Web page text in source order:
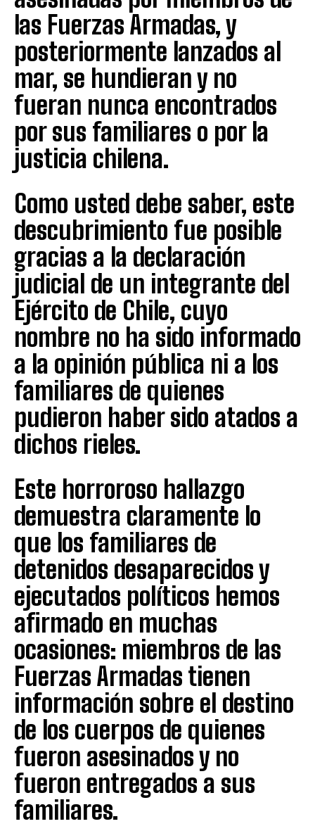
las Fuerzas Armadas, y
posteriormente lanzados al
mar, se hundieran y no
fueran nunca encontrados
por sus familiares o por la
justicia chilena.
Como usted debe saber, este
descubrimiento fue posible
gracias a la declaración
judicial de un integrante del
Ejército de Chile, cuyo
nombre no ha sido informado
a la opinión pública ni a los
familiares de quienes
pudieron haber sido atados a
dichos rieles.
Este horroroso hallazgo
demuestra claramente lo
que los familiares de
detenidos desaparecidos y
ejecutados políticos hemos
afirmado en muchas
ocasiones: miembros de las
Fuerzas Armadas tienen
información sobre el destino
de los cuerpos de quienes
fueron asesinados y no
fueron entregados a sus
familiares.